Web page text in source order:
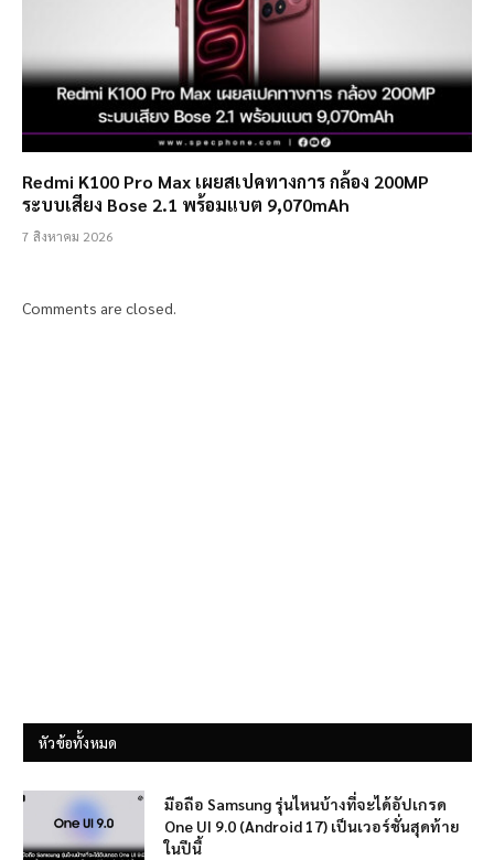
Redmi K100 Pro Max เผยสเปคทางการ กล้อง 200MP
ระบบเสียง Bose 2.1 พร้อมแบต 9,070mAh
7 สิงหาคม 2026
Comments are closed.
หัวข้อทั้งหมด
มือถือ Samsung รุ่นไหนบ้างที่จะได้อัปเกรด
One UI 9.0 (Android 17) เป็นเวอร์ชั่นสุดท้าย
ในปีนี้